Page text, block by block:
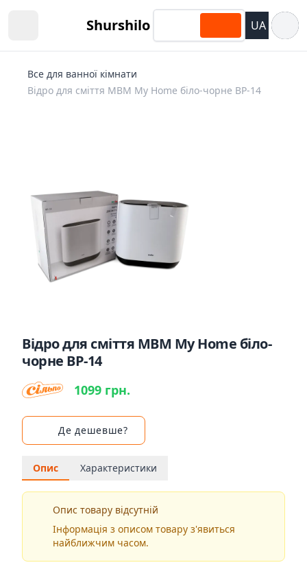
Shurshilo UA
Все для ванної кімнати
Відро для сміття MBM My Home біло-чорне BP-14
Відро для сміття MBM My Home біло-
чорне BP-14
1099 грн.
Де дешевше?
Опис Характеристики
Опис товару відсутній
Інформація з описом товару з'явиться
найближчим часом.